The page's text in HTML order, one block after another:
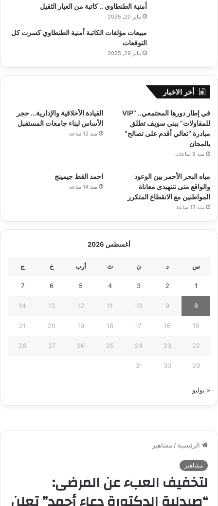
أمنية الطنطاوي .. كاتبة من العيار الثقيل
يناير 20, 2025
مبيعات مؤلفات الكاتبة أمنية الطنطاوي كسرت كل
التوقعات
يناير 29, 2025
أخر الاخبار
في إطار دورها المجتمعي.. “VIP
للمقاولات” ببني سويف تطلق
مبادرة “تعالي أقدم على تصالح”
بالمجان
منذ 9 ساعات
القيادة الأخلاقية والإدارية… حجر
الأساس لبناء جامعات المستقبل
منذ 12 ساعة
مياه البحر الأحمر بين الوعود
والواقع متى تنتهيدى معاناة
المواطنين مع الانقطاع المتكرر
منذ 13 ساعة
احمد القط جيمينج
منذ 14 ساعة
أغسطس 2026
س د ن ث أرب خ ج
1
2
3
4
5
6
7
8
9
10
11
12
13
14
15
16
17
18
19
20
21
22
23
24
25
26
27
28
29
30
31
« يوليو